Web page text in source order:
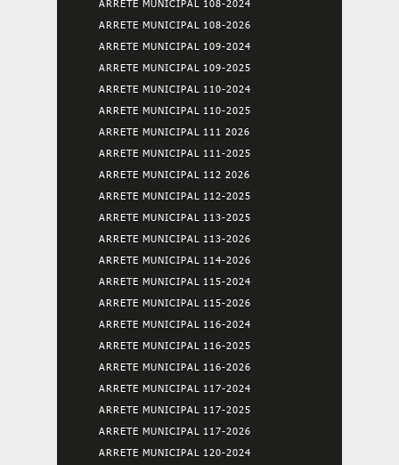
ARRETE MUNICIPAL 108-2024
ARRETE MUNICIPAL 108-2026
ARRETE MUNICIPAL 109-2024
ARRETE MUNICIPAL 109-2025
ARRETE MUNICIPAL 110-2024
ARRETE MUNICIPAL 110-2025
ARRETE MUNICIPAL 111 2026
ARRETE MUNICIPAL 111-2025
ARRETE MUNICIPAL 112 2026
ARRETE MUNICIPAL 112-2025
ARRETE MUNICIPAL 113-2025
ARRETE MUNICIPAL 113-2026
ARRETE MUNICIPAL 114-2026
ARRETE MUNICIPAL 115-2024
ARRETE MUNICIPAL 115-2026
ARRETE MUNICIPAL 116-2024
ARRETE MUNICIPAL 116-2025
ARRETE MUNICIPAL 116-2026
ARRETE MUNICIPAL 117-2024
ARRETE MUNICIPAL 117-2025
ARRETE MUNICIPAL 117-2026
ARRETE MUNICIPAL 120-2024